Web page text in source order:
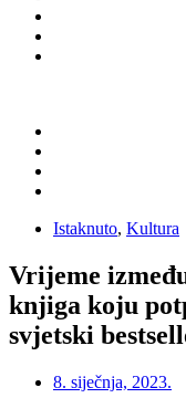
Istaknuto, Kultura
Vrijeme
knjiga koju
svjetski
8. siječnja, 2023.